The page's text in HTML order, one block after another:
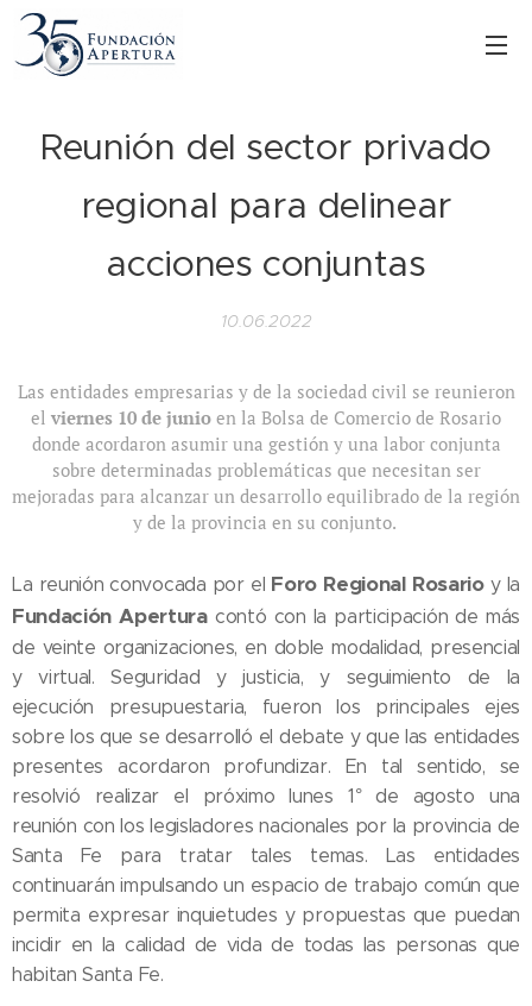
Reunión del sector privado
regional para delinear
acciones conjuntas
10.06.2022
Las entidades empresarias y de la sociedad civil se reunieron
el viernes 10 de junio en la Bolsa de Comercio de Rosario
donde acordaron asumir una gestión y una labor conjunta
sobre determinadas problemáticas que necesitan ser
mejoradas para alcanzar un desarrollo equilibrado de la región
y de la provincia en su conjunto.
La reunión convocada por el Foro Regional Rosarioy la
Fundación Aperturacontó con la participación de más
de veinte organizaciones, en doble modalidad, presencial
y virtual. Seguridad y justicia, y seguimiento de la
ejecución presupuestaria, fueron los principales ejes
sobre los que se desarrolló el debate y que las entidades
presentes acordaron profundizar. En tal sentido, se
resolvió realizar el próximo lunes 1° de agosto una
reunión con los legisladores nacionales por la provincia de
Santa Fe para tratar tales temas. Las entidades
continuarán impulsando un espacio de trabajo común que
permita expresar inquietudes y propuestas que puedan
incidir en la calidad de vida de todas las personas que
habitan Santa Fe.